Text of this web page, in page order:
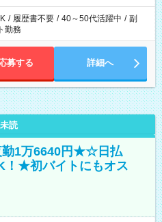
/ 履歴書不要 / 40～50代活躍中 / 副
勤務
募する 詳細へ
未読
1万6640円★☆日払
！★初バイトにもオス